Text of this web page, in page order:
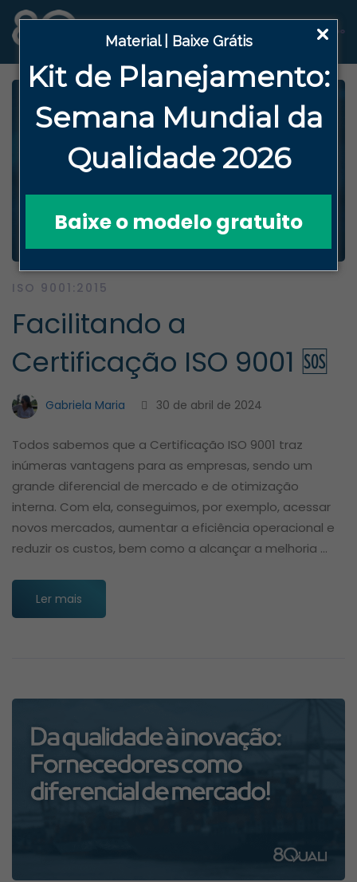
Material | Baixe Grátis
Kit de Planejamento:
Semana Mundial da
Qualidade 2026
Baixe o modelo gratuito
ISO 9001:2015
Facilitando a
Certificação ISO 9001 🆘
Gabriela Maria 30 de abril de 2024
Todos sabemos que a Certificação ISO 9001 traz
inúmeras vantagens para as empresas, sendo um
grande diferencial de mercado e de otimização
interna. Com ela, conseguimos, por exemplo, acessar
novos mercados, aumentar a eficiência operacional e
reduzir os custos, bem como a alcançar a melhoria …
Ler mais